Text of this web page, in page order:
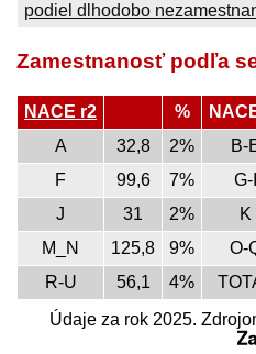
podiel dlhodobo
Zamestnanosť podľa
NACE r2 %
A
32,8 2% B-
F
99,6 7% G-I
J
31 2% K
M_N
125,8 9% O-
R-U
56,1 4%
Údaje za rok 2025.